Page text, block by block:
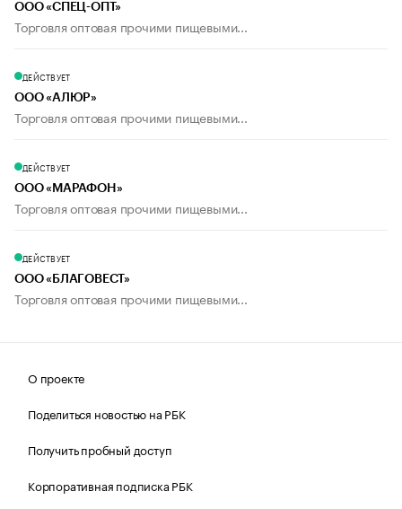
ООО «СПЕЦ-ОПТ»
Торговля оптовая прочими пищевыми...
ДЕЙСТВУЕТ
ООО «АЛЮР»
Торговля оптовая прочими пищевыми...
ДЕЙСТВУЕТ
ООО «МАРАФОН»
Торговля оптовая прочими пищевыми...
ДЕЙСТВУЕТ
ООО «БЛАГОВЕСТ»
Торговля оптовая прочими пищевыми...
О проекте
Поделиться новостью на РБК
Получить пробный доступ
Корпоративная подписка РБК